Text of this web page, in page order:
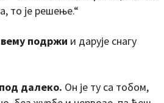
то је решење.“
подржи и дарује снагу
далеко. Он је ту са тобом,